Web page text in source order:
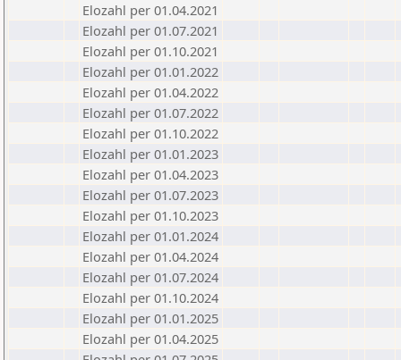
Elozahl per 01.04.2021
Elozahl per 01.07.2021
Elozahl per 01.10.2021
Elozahl per 01.01.2022
Elozahl per 01.04.2022
Elozahl per 01.07.2022
Elozahl per 01.10.2022
Elozahl per 01.01.2023
Elozahl per 01.04.2023
Elozahl per 01.07.2023
Elozahl per 01.10.2023
Elozahl per 01.01.2024
Elozahl per 01.04.2024
Elozahl per 01.07.2024
Elozahl per 01.10.2024
Elozahl per 01.01.2025
Elozahl per 01.04.2025